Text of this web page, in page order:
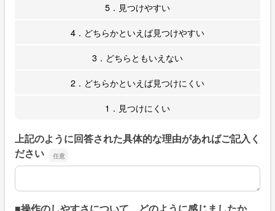
5．見つけやすい
4．どちらかといえば見つけやすい
3．どちらともいえない
2．どちらかといえば見つけにくい
1．見つけにくい
上記のように回答された具体的な理由があればご記入く
ださい
上記のように回答された具体的な理由があればご記入くだ